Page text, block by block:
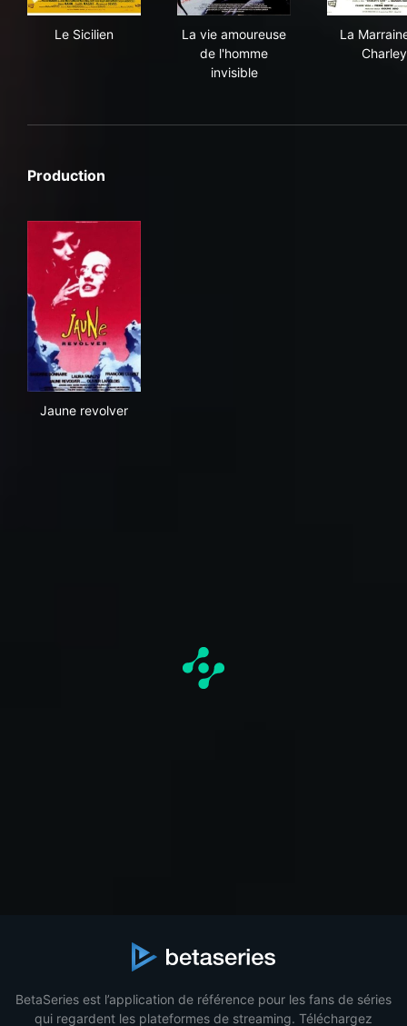
Le Sicilien
La vie amoureuse
de l'homme
invisible
La
Charley
Production
Jaune revolver
BetaSeries est l’application de référence pour les fans de séries
qui regardent les plateformes de streaming. Téléchargez